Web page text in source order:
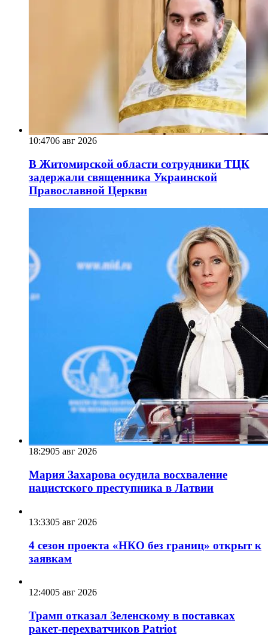
10:4706 авг 2026
В Житомирской области сотрудники ТЦК
задержали священника Украинской
Православной Церкви
18:2905 авг 2026
Мария Захарова осудила восхваление
нацистского преступника в Латвии
13:3305 авг 2026
4 сезон проекта «НКО без границ» открыт к
заявкам
12:4005 авг 2026
Трамп отказал Зеленскому в поставках
ракет-перехватчиков Patriot